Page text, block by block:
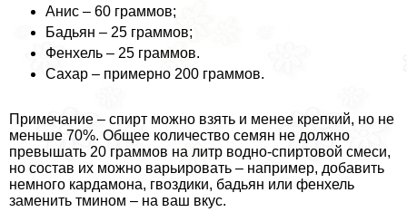
Анис – 60 граммов;
Бадьян – 25 граммов;
Фенхель – 25 граммов.
Сахар – примерно 200 граммов.
Примечание – спирт можно взять и менее крепкий, но не
меньше 70%. Общее количество семян не должно
превышать 20 граммов на литр водно-спиртовой смеси,
но состав их можно варьировать – например, добавить
немного кардамона, гвоздики, бадьян или фенхель
заменить тмином – на ваш вкус.